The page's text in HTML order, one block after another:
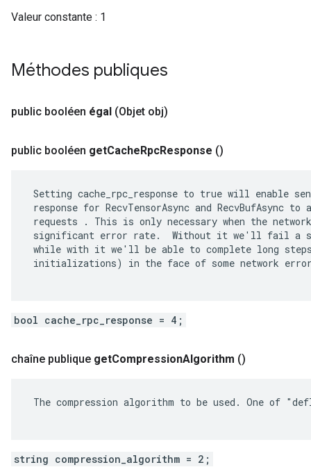
Valeur constante : 1
Méthodes publiques
public booléen égal (Objet obj)
public booléen getCacheRpcResponse ()
Setting cache_rpc_response to true will enable
response for RecvTensorAsync and RecvBufAsync
requests . This is only necessary when the
significant error rate.  Without it we'll fail a
while with it we'll be able to complete long
initializations) in the face of some network
bool cache_rpc_response = 4;
chaîne publique getCompressionAlgorithm ()
The compression algorithm to be used. One of
string compression_algorithm = 2;